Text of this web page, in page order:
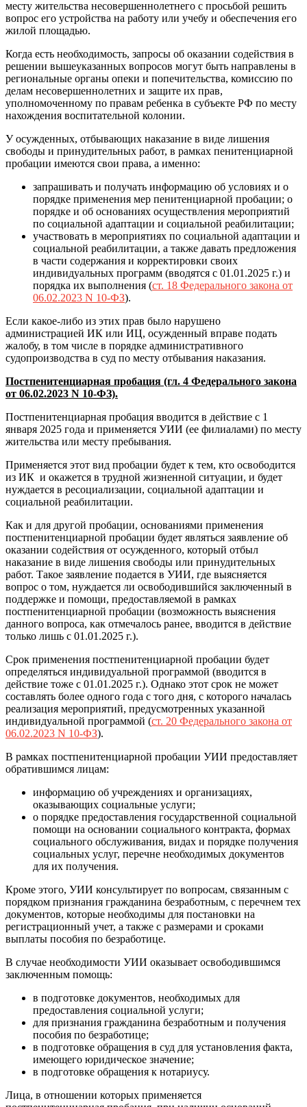
месту жительства несовершеннолетнего с просьбой решить
вопрос его устройства на работу или учебу и обеспечения его
жилой площадью.
Когда есть необходимость, запросы об оказании содействия в
решении вышеуказанных вопросов могут быть направлены в
региональные органы опеки и попечительства, комиссию по
делам несовершеннолетних и защите их прав,
уполномоченному по правам ребенка в субъекте РФ по месту
нахождения воспитательной колонии.
У осужденных, отбывающих наказание в виде лишения
свободы и принудительных работ, в рамках пенитенциарной
пробации имеются свои права, а именно:
запрашивать и получать информацию об условиях и о
порядке применения мер пенитенциарной пробации; о
порядке и об основаниях осуществления мероприятий
по социальной адаптации и социальной реабилитации;
участвовать в мероприятиях по социальной адаптации и
социальной реабилитации, а также давать предложения
в части содержания и корректировки своих
индивидуальных программ (вводятся с 01.01.2025 г.) и
порядка их выполнения (ст. 18 Федерального закона от
06.02.2023 N 10-ФЗ).
Если какое-либо из этих прав было нарушено
администрацией ИК или ИЦ, осужденный вправе подать
жалобу, в том числе в порядке административного
судопроизводства в суд по месту отбывания наказания.
Постпенитенциарная пробация (гл. 4 Федерального закона
от 06.02.2023 N 10-ФЗ).
Постпенитенциарная пробация вводится в действие с 1
января 2025 года и применяется УИИ (ее филиалами) по месту
жительства или месту пребывания.
Применяется этот вид пробации будет к тем, кто освободится
из ИК и окажется в трудной жизненной ситуации, и будет
нуждается в ресоциализации, социальной адаптации и
социальной реабилитации.
Как и для другой пробации, основаниями применения
постпенитенциарной пробации будет являться заявление об
оказании содействия от осужденного, который отбыл
наказание в виде лишения свободы или принудительных
работ. Такое заявление подается в УИИ, где выясняется
вопрос о том, нуждается ли освободившийся заключенный в
поддержке и помощи, предоставляемой в рамках
постпенитенциарной пробации (возможность выяснения
данного вопроса, как отмечалось ранее, вводится в действие
только лишь с 01.01.2025 г.).
Срок применения постпенитенциарной пробации будет
определяться индивидуальной программой (вводится в
действие тоже с 01.01.2025 г.). Однако этот срок не может
составлять более одного года с того дня, с которого началась
реализация мероприятий, предусмотренных указанной
индивидуальной программой (ст. 20 Федерального закона от
06.02.2023 N 10-ФЗ).
В рамках постпенитенциарной пробации УИИ предоставляет
обратившимся лицам:
информацию об учреждениях и организациях,
оказывающих социальные услуги;
о порядке предоставления государственной социальной
помощи на основании социального контракта, формах
социального обслуживания, видах и порядке получения
социальных услуг, перечне необходимых документов
для их получения.
Кроме этого, УИИ консультирует по вопросам, связанным с
порядком признания гражданина безработным, с перечнем тех
документов, которые необходимы для постановки на
регистрационный учет, а также с размерами и сроками
выплаты пособия по безработице.
В случае необходимости УИИ оказывает освободившимся
заключенным помощь:
в подготовке документов, необходимых для
предоставления социальной услуги;
для признания гражданина безработным и получения
пособия по безработице;
в подготовке обращения в суд для установления факта,
имеющего юридическое значение;
в подготовке обращения к нотариусу.
Лица, в отношении которых применяется